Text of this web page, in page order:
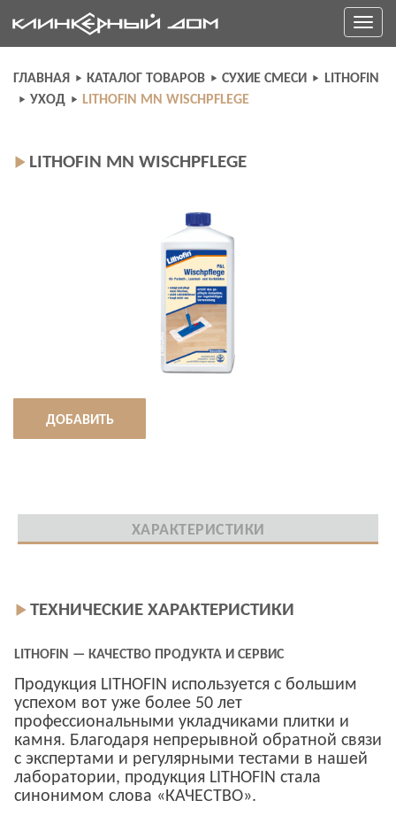
to
content
Toggle
ГЛАВНАЯ КАТАЛОГ ТОВАРОВ СУХИЕ СМЕСИ
LITHOFIN
УХОД
LITHOFIN MN WISCHPFLEGE
LITHOFIN MN WISCHPFLEGE
ДОБАВИТЬ
ХАРАКТЕРИСТИКИ
ТЕХНИЧЕСКИЕ ХАРАКТЕРИСТИКИ
LITHOFIN — КАЧЕСТВО ПРОДУКТА И СЕРВИС
Продукция LITHOFIN используется с большим
успехом вот уже более 50 лет
профессиональными укладчиками плитки и
камня. Благодаря непрерывной обратной связи
с экспертами и регулярными тестами в нашей
лаборатории, продукция LITHOFIN стала
синонимом слова «КАЧЕСТВО».